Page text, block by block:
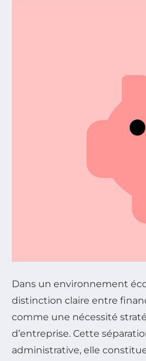
Dans un environnement
distinction claire entre
comme une nécessité
d’entreprise. Cette
administrative, elle